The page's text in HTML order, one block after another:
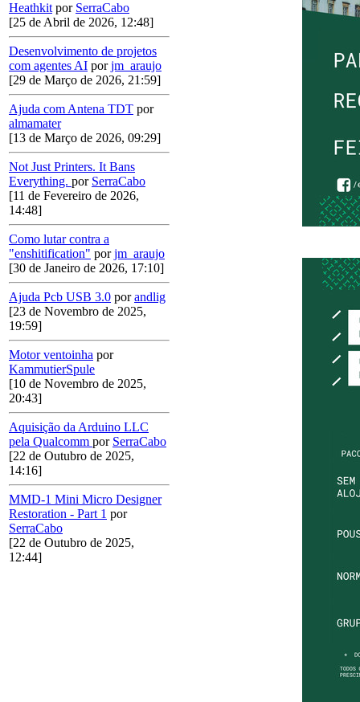
Heathkit por SerraCabo
[25 de Abril de 2026, 12:48]
Desenvolvimento de projetos
com agentes AI porjm_araujo
[29 de Março de 2026, 21:59]
Ajuda com Antena TDT por
almamater
[13 de Março de 2026, 09:29]
Not Just Printers. It Bans
Everything. por SerraCabo
[11 de Fevereiro de 2026,
14:48]
Como lutar contra a
"enshitification" porjm_araujo
[30 de Janeiro de 2026, 17:10]
Ajuda Pcb USB 3.0 porandlig
[23 de Novembro de 2025,
19:59]
Motor ventoinha por
KammutierSpule
[10 de Novembro de 2025,
20:43]
Aquisição da Arduino LLC
pela Qualcomm por SerraCabo
[22 de Outubro de 2025,
14:16]
MMD-1 Mini Micro Designer
Restoration - Part 1 por
SerraCabo
[22 de Outubro de 2025,
12:44]